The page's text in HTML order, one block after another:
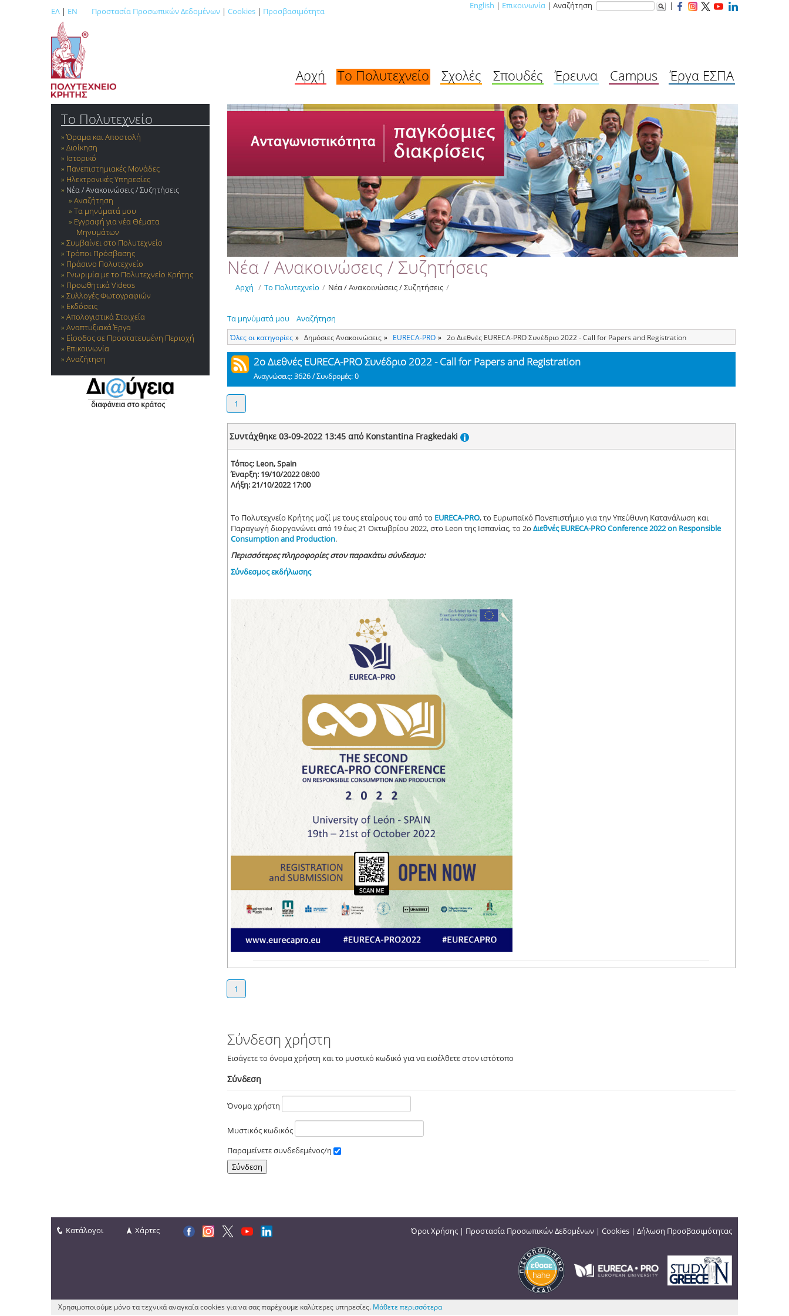
ΕΛ | EN Προστασία Προσωπικών Δεδομένων | Cookies | Προσβασιμότητα
English | Επικοινωνία | Αναζήτηση |
Αρχή Το Πολυτεχνείο Σχολές Σπουδές Έρευνα Campus Έργα ΕΣΠΑ
Το Πολυτεχνείο
Όραμα και Αποστολή
Διοίκηση
Ιστορικό
Πανεπιστημιακές Μονάδες
Ηλεκτρονικές Υπηρεσίες
Νέα / Ανακοινώσεις / Συζητήσεις
Αναζήτηση
Τα μηνύματά μου
Εγγραφή για νέα Θέματα
Μηνυμάτων
Συμβαίνει στο Πολυτεχνείο
Τρόποι Πρόσβασης
Πράσινο Πολυτεχνείο
Γνωριμία με το Πολυτεχνείο Κρήτης
Προωθητικά Videos
Συλλογές Φωτογραφιών
Εκδόσεις
Απολογιστικά Στοιχεία
Αναπτυξιακά Έργα
Είσοδος σε Προστατευμένη Περιοχή
Επικοινωνία
Αναζήτηση
Νέα / Ανακοινώσεις / Συζητήσεις
Αρχή / Το Πολυτεχνείο / Νέα / Ανακοινώσεις / Συζητήσεις /
Τα μηνύματά μου Αναζήτηση
Όλες οι κατηγορίες Δημόσιες Ανακοινώσεις ΕURECA-PRO 2ο Διεθνές EURECA-PRO Συνέδριο 2022 - Call for Papers and Registration
2ο Διεθνές EURECA-PRO Συνέδριο 2022 - Call for Papers and Registration
Αναγνώσεις: 3626 / Συνδρομές: 0
1
Συντάχθηκε 03-09-2022 13:45 από Konstantina Fragkedaki
Τόπος: Leon, Spain
Έναρξη: 19/10/2022 08:00
Λήξη: 21/10/2022 17:00
Το Πολυτεχνείο Κρήτης μαζί με τους εταίρους του από το EURECA-PRO, το Ευρωπαϊκό Πανεπιστήμιο για την Υπεύθυνη Κατανάλωση και
Παραγωγή διοργανώνει από 19 έως 21 Οκτωβρίου 2022, στο Leon της Ισπανίας, το 2οΔιεθνές EURECA-PRO Conference 2022 on Responsible
Consumption and Production.
Περισσότερες πληροφορίες στον παρακάτω σύνδεσμο:
Σύνδεσμος εκδήλωσης
1
Σύνδεση χρήστη
Εισάγετε το όνομα χρήστη και το μυστικό κωδικό για να εισέλθετε στον ιστότοπο
Σύνδεση
Όνομα χρήστη
Μυστικός κωδικός
Παραμείνετε συνδεδεμένος/η
Κατάλογοι Χάρτες Όροι Χρήσης | Προστασία Προσωπικών Δεδομένων | Cookies | Δήλωση Προσβασιμότητας
Χρησιμοποιούμε μόνο τα τεχνικά αναγκαία cookies για να σας παρέχουμε καλύτερες υπηρεσίες. Μάθετε περισσότερα